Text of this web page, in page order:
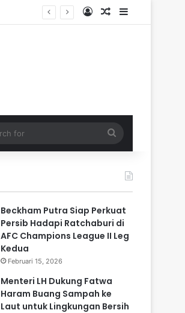
Log InRandom Article
Sidebar
for
Beckham Putra Siap Perkuat
Persib Hadapi Ratchaburi di
AFC Champions League II Leg
Kedua
Februari 15, 2026
Menteri LH Dukung Fatwa
Haram Buang Sampah ke
Laut untuk Lingkungan Bersih